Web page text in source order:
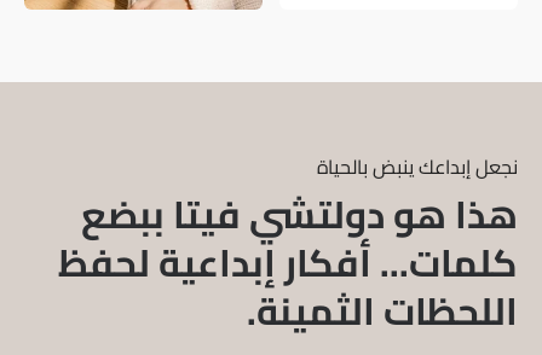
نجعل إبداعك ينبض بالحياة
هذا هو دولتشي فيتا ببضع
كلمات... أفكار إبداعية لحفظ
اللحظات الثمينة.